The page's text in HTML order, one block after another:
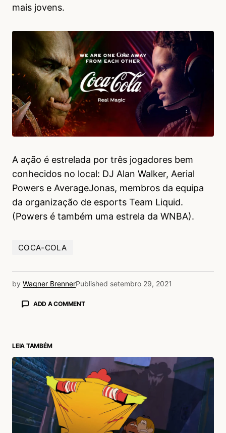
mais jovens.
A ação é estrelada por três jogadores bem
conhecidos no local: DJ Alan Walker, Aerial
Powers e AverageJonas, membros da equipa
da organização de esports Team Liquid.
(Powers é também uma estrela da WNBA).
COCA-COLA
by Wagner BrennerPublished setembro 29, 2021
ADD A COMMENT
LEIA TAMBÉM